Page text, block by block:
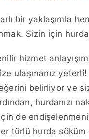
bir yaklaşımla
Sizin için
hizmet
ulaşmanız
belirliyor ve
hurdanızı
için de
türlü hurda